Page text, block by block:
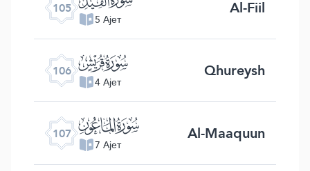
105
5 Ајет Al-Fiil
106 ﰗ
4 Ајет Qhureysh
107 ﰘ
7 Ајет Al-Maaquun